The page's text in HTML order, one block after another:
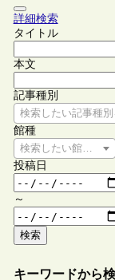
詳細検索
タイトル
本文
記事種別
検索したい記事種
館種
検索したい館種を選
投稿日
～
検索
キーワードから検